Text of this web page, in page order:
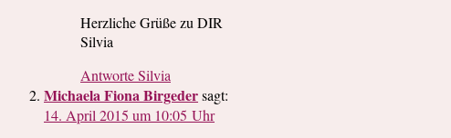
Herzliche Grüße zu DIR
Silvia
Antworte Silvia
Michaela Fiona Birgedersagt:
14. April 2015 um 10:05 Uhr